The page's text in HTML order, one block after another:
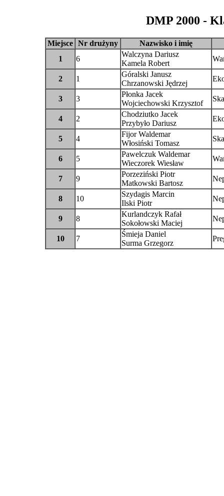
DMP 2000 -
Miejsce Nr drużyny
Nazwisko i imię
1
6
Walczyna Dariusz
Kamela Robert
2 1
Góralski Janusz
Chrzanowski Jędrzej
3 3
Płonka Jacek
Wojciechowski Krzysztof
4 2
Chodziutko Jacek
Przybyło Dariusz
5 4
Fijor Waldemar
Włosiński Tomasz
6 5
Pawelczuk Waldemar
Wieczorek Wiesław
7 9
Porzeziński Piotr
Matkowski Bartosz
8 10
Szydagis Marcin
Ilski Piotr
9 8
Kurlandczyk Rafał
Sokołowski Maciej
10 7
Śmieja Daniel
Surma Grzegorz